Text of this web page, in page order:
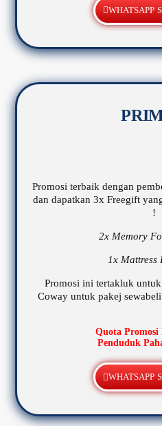
WHATSAPP
Promosi terbaik dengan
dan dapatkan 3x Freegift
!
2x Memory
1x Mattress
Promosi ini tertakluk
Coway untuk pakej
Quota
Penduduk
WHATSAPP